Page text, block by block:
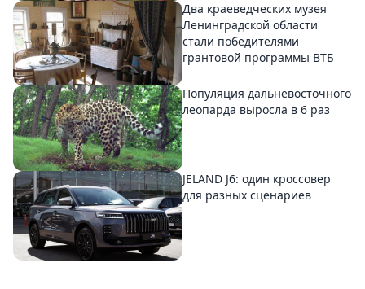
Два краеведческих музея
Ленинградской области
стали победителями
грантовой программы ВТБ
Популяция дальневосточного
леопарда выросла в 6 раз
JELAND J6: один кроссовер
для разных сценариев